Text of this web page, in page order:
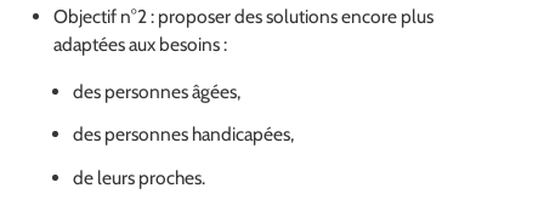
Objectif n°2 : proposer des solutions encore plus
adaptées aux besoins :
des personnes âgées,
des personnes handicapées,
de leurs proches.